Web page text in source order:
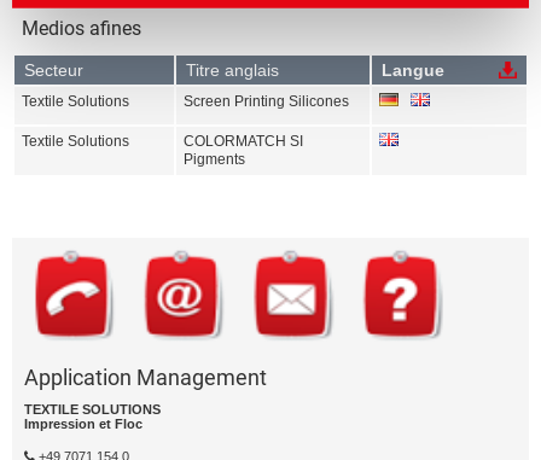
Medios afines
Secteur Titre anglais Langue
Textile Solutions Screen Printing Silicones
Textile Solutions
COLORMATCH SI
Pigments
Application Management
TEXTILE SOLUTIONS
Impression et Floc
+49 7071 154 0